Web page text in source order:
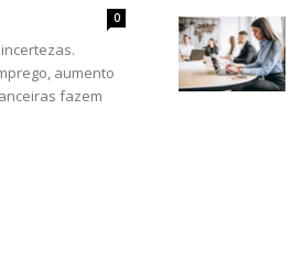
0
aumento
fazem